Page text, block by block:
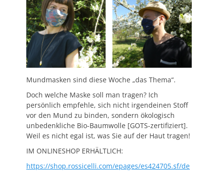
Mundmasken sind diese Woche „das Thema“.
Doch welche Maske soll man tragen? Ich
persönlich empfehle, sich nicht irgendeinen Stoff
vor den Mund zu binden, sondern ökologisch
unbedenkliche Bio-Baumwolle [GOTS-zertifiziert].
Weil es nicht egal ist, was Sie auf der Haut tragen!
IM ONLINESHOP ERHÄLTLICH:
https://shop.rossicelli.com/epages/es424705.sf/de